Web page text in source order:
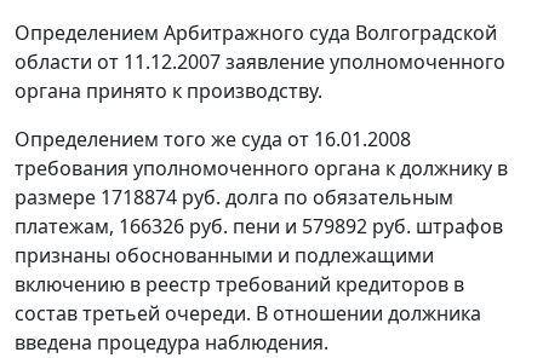
Определением Арбитражного суда Волгоградской
области от 11.12.2007 заявление уполномоченного
органа принято к производству.
Определением того же суда от 16.01.2008
требования уполномоченного органа к должнику в
размере 1718874 руб. долга по обязательным
платежам, 166326 руб. пени и 579892 руб. штрафов
признаны обоснованными и подлежащими
включению в реестр требований кредиторов в
состав третьей очереди. В отношении должника
введена процедура наблюдения.